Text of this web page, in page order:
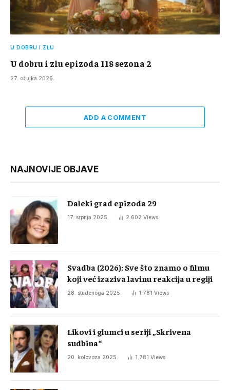
U DOBRU I ZLU
U dobru i zlu epizoda 118 sezona 2
27. ožujka 2026.
ADD A COMMENT
NAJNOVIJE OBJAVE
Daleki grad epizoda 29
17. srpnja 2025. 2.602 Views
Svadba (2026): Sve što znamo o filmu
koji već izaziva lavinu reakcija u regiji
28. studenoga 2025. 1.781 Views
Likovi i glumci u seriji „Skrivena
sudbina“
20. kolovoza 2025. 1.781 Views